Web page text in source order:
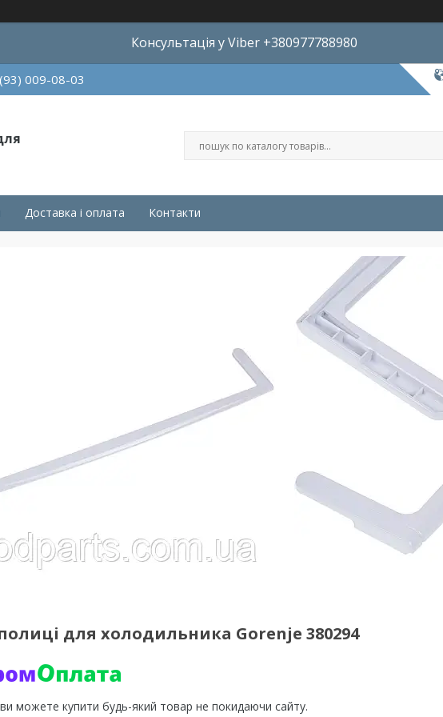
Консультація у Viber +380977788980
009-08-03
Доставка і оплата Контакти
для холодильника Gorenje 380294
ви можете купити будь-який товар не покидаючи сайту.